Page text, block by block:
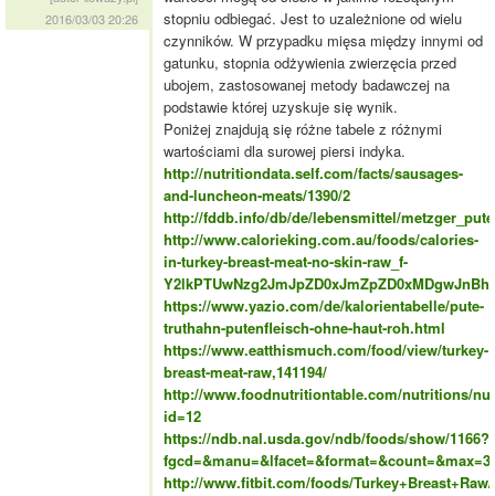
2016/03/03 20:26
stopniu odbiegać. Jest to uzależnione od wielu
czynników. W przypadku mięsa między innymi od
gatunku, stopnia odżywienia zwierzęcia przed
ubojem, zastosowanej metody badawczej na
podstawie której uzyskuje się wynik.
Poniżej znajdują się różne tabele z różnymi
wartościami dla surowej piersi indyka.
http://nutritiondata.self.com/facts/sausages-
and-luncheon-meats/1390/2
http://fddb.info/db/de/lebensmittel/
http://www.calorieking.com.au/foods/calories-
in-turkey-breast-meat-no-skin-raw_f-
https://www.yazio.com/de/kalorientabelle/pute-
truthahn-putenfleisch-ohne-haut-roh.html
https://www.eatthismuch.com/food/view/turkey-
breast-meat-raw,141194/
http://www.foodnutritiontable.com/nutritions/
id=12
https://ndb.nal.usda.gov/ndb/foods/show/1166?
http://www.fitbit.com/foods/Turkey+Breast+Raw/